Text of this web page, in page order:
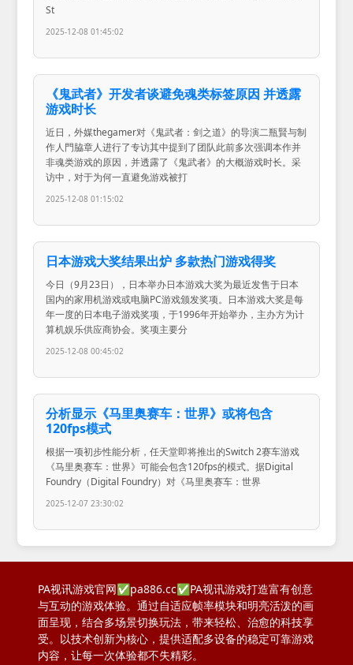
St
2025-12-08 01:45:02
《鬼武者》开发者谈避免魂类标签原因 并透露
游戏时长
近日，外媒thegamer对《鬼武者：剑之道》的导演二瓶賢与制
作人門脇章人进行了专访其中提到了团队此前多次强调本作并
非魂类游戏的原因，并透露了《鬼武者》的大概游戏时长。采
访中，对于为何一直避免游戏被打
2025-12-08 01:15:02
日本游戏大奖结果出炉 多款热门游戏得奖
今日（9月23日），日本举办日本游戏大奖为最近发售于日本
国内的家用机游戏或电脑PC游戏颁发奖项。日本游戏大奖是每
年一度的日本电子游戏奖项，于1996年开始举办，主办方为计
算机娱乐供应商协会。奖项主要分
2025-12-08 00:45:02
分析显示《马里奥赛车：世界》或将包含
120fps模式
根据一项初步性能分析，任天堂即将推出的Switch 2赛车游戏
《马里奥赛车：世界》可能会包含120fps的模式。据Digital
Foundry（Digital Foundry）对《马里奥赛车：世界
2025-12-07 23:30:02
PA视讯游戏官网✅pa886.cc✅PA视讯游戏打造富有创意
与互动的游戏体验。通过自适应帧率模块和明亮活泼的画
面呈现，结合多场景切换玩法，带来轻松、治愈的科技享
受。以技术创新为核心，提供适配多设备的稳定可靠游戏
内容，让每一次体验都不失精彩。